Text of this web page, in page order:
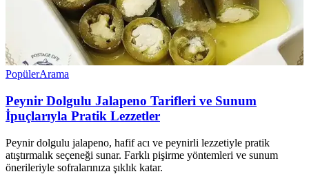
PopülerArama
Peynir Dolgulu Jalapeno Tarifleri ve Sunum
İpuçlarıyla Pratik Lezzetler
Peynir dolgulu jalapeno, hafif acı ve peynirli lezzetiyle pratik
atıştırmalık seçeneği sunar. Farklı pişirme yöntemleri ve sunum
önerileriyle sofralarınıza şıklık katar.